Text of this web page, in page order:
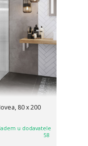
80 x 200
u dodavatele
58